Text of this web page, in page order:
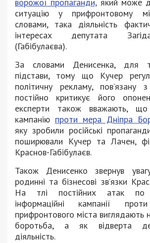
ворожої пропаганди,який може
ситуацію у прифронтовому
словами, така діяльність
інтересах депутата
(Габібулаєва).
За словами Денисенка, для
підстави, тому що Кучер
політичну рекламу, повʼязану
постійно критикує його
експерти також вважають, що
кампанію проти мера Дніпра
яку зробили російські
поширювали Кучер та Лачен,
Краснов-Габібулаєв.
Також Денисенко звернув
родинні та бізнесові звʼязки
На тлі постійних атак по
інформаційні кампанії
прифронтового міста виглядають
боротьба, а як відверта
діяльність.